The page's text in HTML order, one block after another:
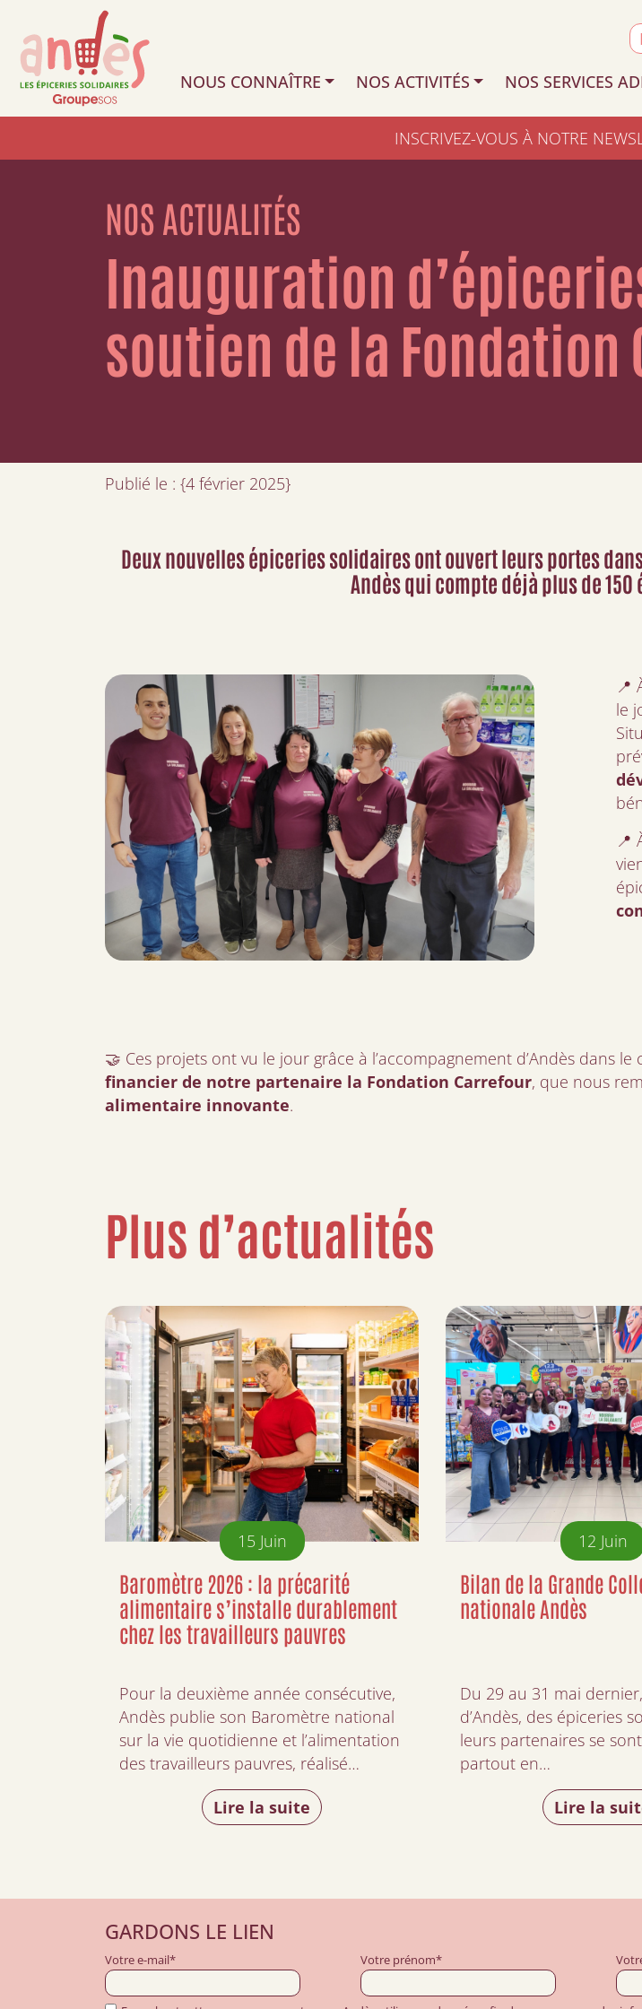
NOUS CONNAÎTRE
NOS ACTIVITÉS NOS SERVICES
INSCRIVEZ-VOUS À NOTRE
NOS ACTUALITÉS
Inauguration
soutien de la Fondation
Publié le : {4 février 2025}
Deux nouvelles épiceries solidaires ont ouvert leurs portes
Andès qui compte déjàplus de
📍
le
📍
🤝 Ces projets ont vu le jour grâce à l’accompagnement d’Andès dans le
financier de notre partenaire la Fondation Carrefour, que nous
alimentaire innovante.
Plus d’actualités
15 Juin
Baromètre 2026 : la précarité
alimentaire s’installe durablement
chez les travailleurs pauvres
Pour la deuxième année consécutive,
Andès publie son Baromètre national
sur la vie quotidienne et l’alimentation
des travailleurs pauvres, réalisé…
Lire la suite
12 Juin
Bilan de la Grande
nationale Andès
Du 29 au 31 mai
d’Andès, des épiceries
leurs partenaires se
partout en…
Lire la
GARDONS LE LIEN
Votre e-mail* Votre prénom*